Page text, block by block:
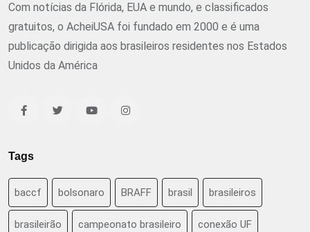
Com notícias da Flórida, EUA e mundo, e classificados
gratuitos, o AcheiUSA foi fundado em 2000 e é uma
publicação dirigida aos brasileiros residentes nos Estados
Unidos da América
Tags
baccf bolsonaro BRAFF brasil brasileiros
brasileirão campeonato brasileiro conexão UF